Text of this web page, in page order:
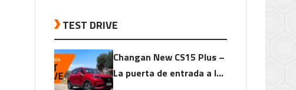
TEST DRIVE
Changan New CS15 Plus –
La puerta de entrada a la